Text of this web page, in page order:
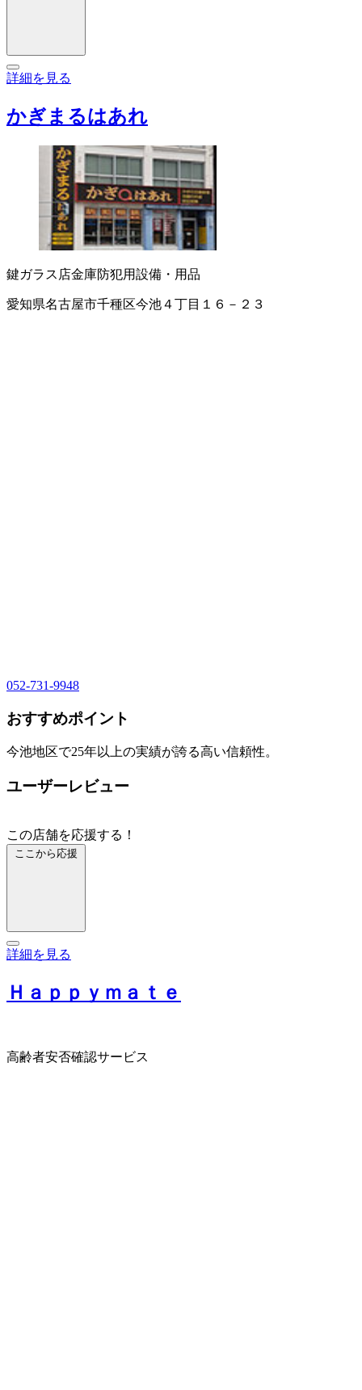
詳細を見る
かぎまるはあれ
鍵ガラス店金庫防犯用設備・用品
愛知県名古屋市千種区今池４丁目１６－２３
052-731-9948
おすすめポイント
今池地区で25年以上の実績が誇る高い信頼性。
ユーザーレビュー
この店舗を応援する！
ここから応援
詳細を見る
Ｈａｐｐｙｍａｔｅ
高齢者安否確認サービス